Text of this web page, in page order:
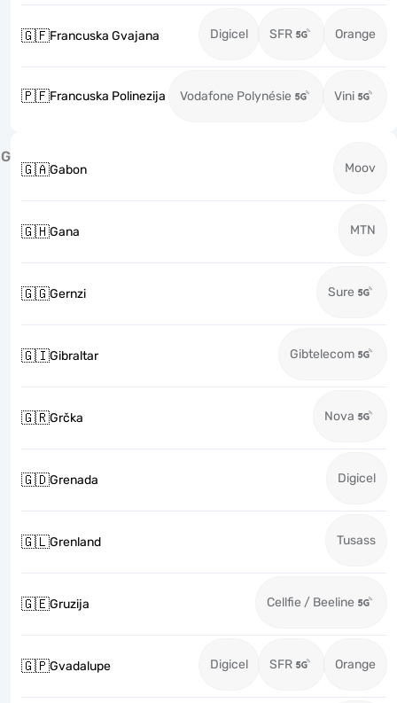
🇬🇫Francuska Gvajana Digicel SFR Orange
🇵🇫Francuska Polinezija Vodafone Polynésie Vini
G
🇬🇦Gabon Moov
🇬🇭Gana MTN
🇬🇬Gernzi Sure
🇬🇮Gibraltar Gibtelecom
🇬🇷Grčka Nova
🇬🇩Grenada Digicel
🇬🇱Grenland Tusass
🇬🇪Gruzija Cellfie / Beeline
🇬🇵Gvadalupe Digicel SFR Orange